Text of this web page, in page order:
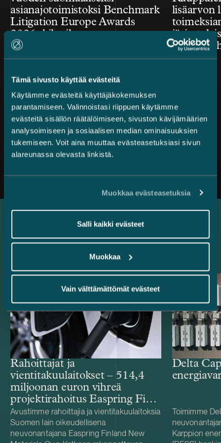
Tämä sivusto käyttää evästeitä
Käytämme evästeitä käyttäjäkokemuksen
parantamiseen. Valinnoistasi riippuen käytämme
evästeitä sisällön räätälöimiseen, sivuston kävijämäärien
analysoimiseen ja sosiaalisen median ominaisuuksien
tukemiseen. Voit aina muuttaa evästeasetuksiasi sivun
alareunassa olevasta linkistä.
Muokkaa evästeasetuksia
Salli kaikki evästeet
Muokkaa
Vain välttämättömät evästeet
asianajotoimistoksi Benchmark
Litigation Europe Awards
2026 -kilpailussa
lisäarvon
mukana
Kaikki uutiset
Uusimmat referenssit
Rahoittajat ja
vientitakuulaitokset – 514,4
miljoonan euron vihreä
projektirahoitus Easpring Finland
New Materialsin CAM-
tehtaalle
Avustimme rahoittajia ja vientitakuulaitoksia
Suomen lain oikeudellisena
neuvonantajana Easpring Finland New
Delta
Toimimme
Karppion